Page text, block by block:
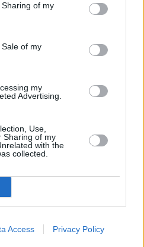
of my
of my
my
Advertising.
Use,
Sharing of my
with the
collected.
Access Privacy Policy
ανάπαυλα για την